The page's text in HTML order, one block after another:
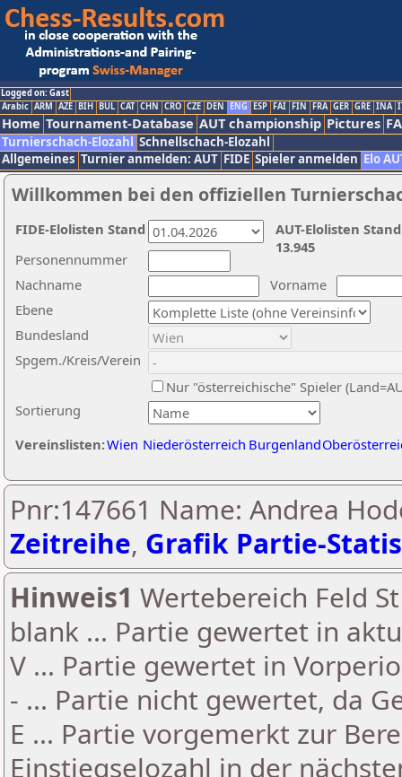
Logged on: Gast
Arabic ARM AZE BIH BUL CAT CHN CRO CZE DEN ENG ESP FAI FIN FRA GER GRE INA
Home Tournament-Database AUT championship Pictures
Turnierschach-Elozahl Schnellschach-Elozahl
Allgemeines Turnier anmelden: AUT FIDE Spieler anmelden Elo
Willkommen bei den offiziellen
Nachname
Vorname
Ebene
Sortierung
Personennummer
Bundesland
Spgem./Kreis/Verein
Nur "österreichische" Spieler
Vereinslisten:Wien Niederösterreich Burgenland
AUT-Elolisten
13.945
FIDE-Elolisten Stand
Pnr:147661 Name: Andrea
Zeitreihe, Grafik Partie-
Hinweis1 Wertebereich Feld
blank ... Partie gewertet in
V ... Partie gewertet in
- ... Partie nicht gewertet, da
E ... Partie vorgemerkt zur
Einstiegselozahl in der